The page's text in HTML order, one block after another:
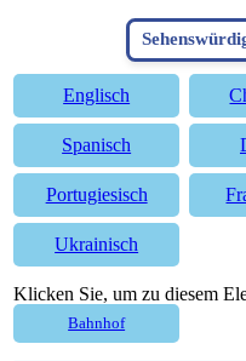
Englisch
Spanisch
Portugiesisch
Ukrainisch
Klicken Sie, um zu diesem
Bahnhof